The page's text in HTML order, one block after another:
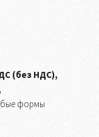
(без НДС),
формы